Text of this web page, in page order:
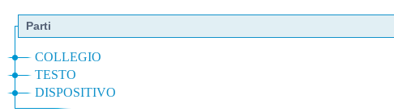
Parti
COLLEGIO
TESTO
DISPOSITIVO